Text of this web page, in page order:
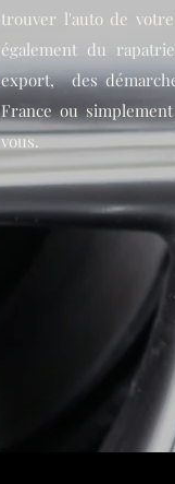
trouver l'auto de
également du
export, des
France ou
vous.